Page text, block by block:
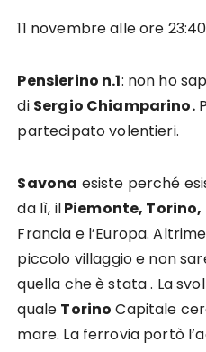
11 novembre alle ore 23:40
Pensierino n.1: non ho
di Sergio Chiamparino.
partecipato volentieri.
Savona esiste perché
da lì, ilPiemonte, Torino,
Francia e l’Europa.
piccolo villaggio e non
quella che è stata . La
quale Torino Capitale
mare. La ferrovia portò